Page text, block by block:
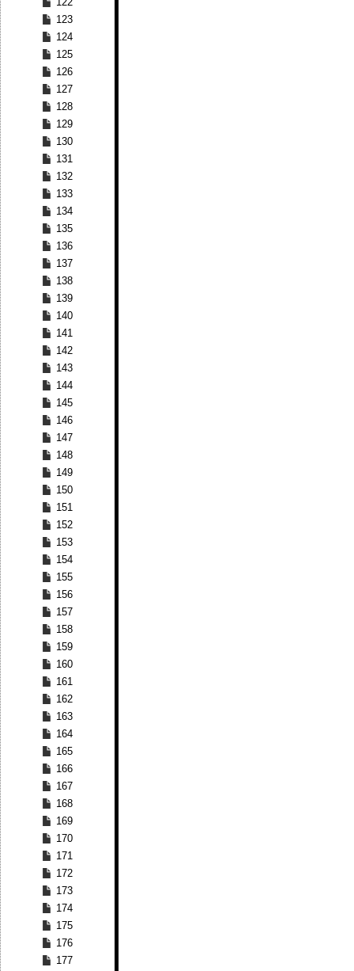
123
124
125
126
127
128
129
130
131
132
133
134
135
136
137
138
139
140
141
142
143
144
145
146
147
148
149
150
151
152
153
154
155
156
157
158
159
160
161
162
163
164
165
166
167
168
169
170
171
172
173
174
175
176
177